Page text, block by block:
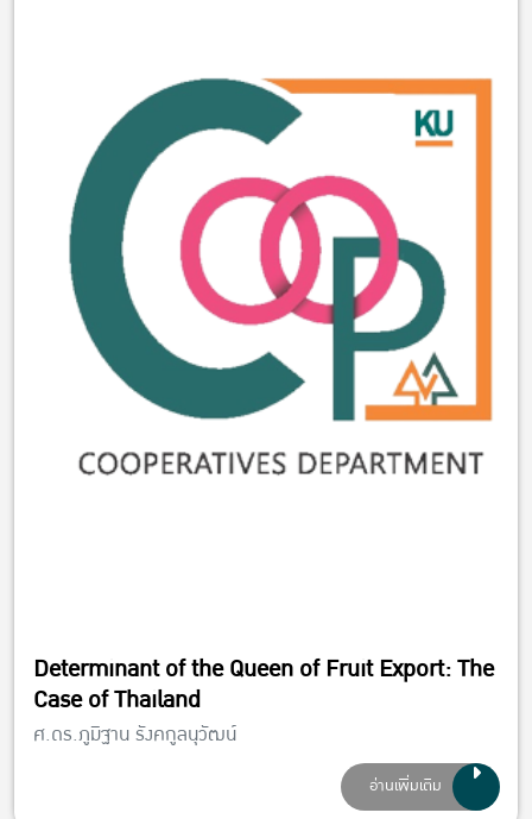
Determinant of the Queen of Fruit Export: The
Case of Thailand
ศ.ดร.ภูมิฐาน รังคกูลนุวัฒน์
อ่านเพิ่มเติม